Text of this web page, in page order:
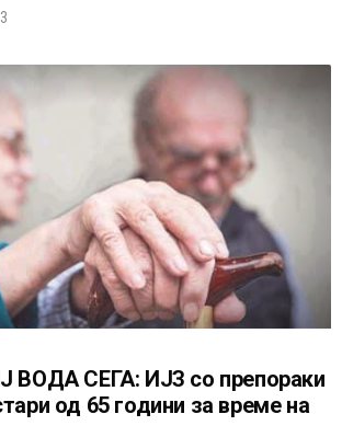
ВОДА СЕГА: ИЈЗ со препораки
од 65 години за време на